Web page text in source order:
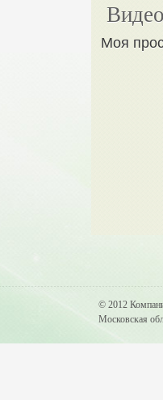
Моя
© 2012
Московская